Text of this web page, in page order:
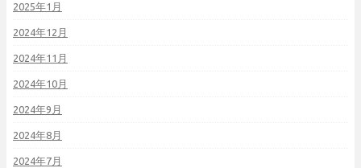
2025年1月
2024年12月
2024年11月
2024年10月
2024年9月
2024年8月
2024年7月